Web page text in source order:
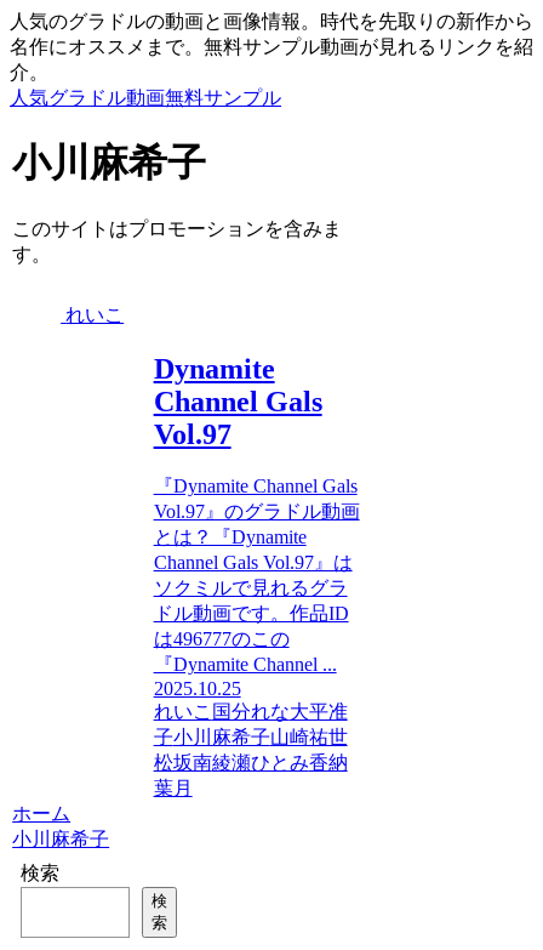
人気のグラドルの動画と画像情報。時代を先取りの新作から
名作にオススメまで。無料サンプル動画が見れるリンクを紹
介。
人気グラドル動画無料サンプル
小川麻希子
このサイトはプロモーションを含みま
す。
れいこ
Dynamite
Channel Gals
Vol.97
『Dynamite Channel Gals
Vol.97』のグラドル動画
とは？『Dynamite
Channel Gals Vol.97』は
ソクミルで見れるグラ
ドル動画です。作品ID
は496777のこの
『Dynamite Channel ...
2025.10.25
れいこ 国分れな大平准
子小川麻希子山崎祐世
松坂南綾瀬ひとみ香納
葉月
ホーム
小川麻希子
検索
検
索